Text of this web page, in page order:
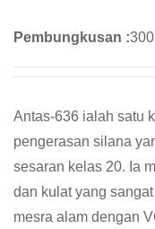
Pembungkusan :
Antas-636 ialah satu
pengerasan silana
sesaran kelas 20. Ia
dan kulat yang
mesra alam dengan